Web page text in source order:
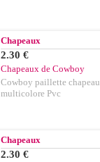
Chapeaux
2.30 €
Chapeaux de Cowboy
Cowboy paillette chapeau
multicolore Pvc
Chapeaux
2.30 €